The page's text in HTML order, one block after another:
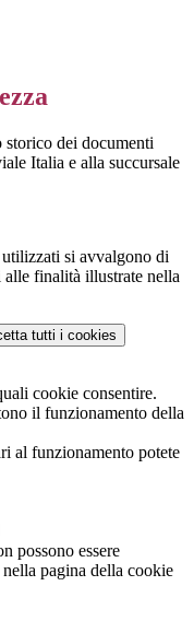
storico dei documenti
Italia e alla succursale
si avvalgono di
finalità illustrate nella
tutti i cookies
cookie consentire.
il funzionamento della
al funzionamento potete
possono essere
pagina della cookie